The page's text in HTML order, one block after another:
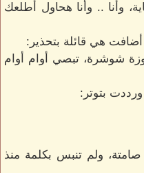
وأنا .. وأنا هحاول أطلعك
هي قائلة بتحذير:
شوشرة، تبصي أوام أوام
بتوتر:
ولم تنبس بكلمة منذ